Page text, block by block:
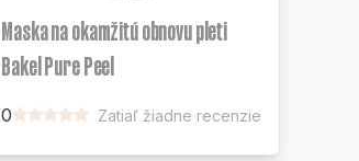
Maska na okamžitú obnovu pleti
Bakel Pure Peel
0 Zatiaľ žiadne recenzie